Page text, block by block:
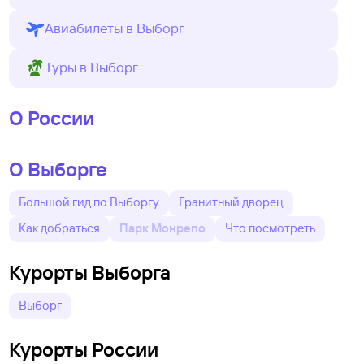
Авиабилеты в Выборг
Туры в Выборг
О России
О Выборге
Большой гид по Выборгу
Гранитный дворец
Как добраться
Парк Монрепо Что посмотреть
Курорты Выборга
Выборг
Курорты России